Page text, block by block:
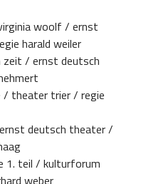
woolf / ernst
harald weiler
zeit / ernst deutsch
/ theater trier / regie
deutsch theater /
1. teil / kulturforum
weber